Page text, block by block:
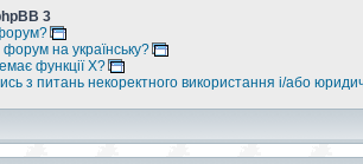
3
на українську?
функції X?
з питань некоректного використання і/або